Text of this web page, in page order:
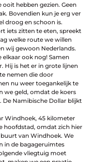
hebben gezien. Geen
Bovendien kun je erg ver
droog en schoon is.
iets zitten te eten, spreekt
welke route we willen
wij gewoon Nederlands.
ook nog! Samen
Hij is het er in grote lijnen
nemen die door
nu weer toegankelijk te
we geld, omdat de koers
De Namibische Dollar blijkt
Windhoek, 45 kilometer
hoofdstad, omdat zich hier
van Windhoek. We
in de bagageruimtes
vliegtuig moet